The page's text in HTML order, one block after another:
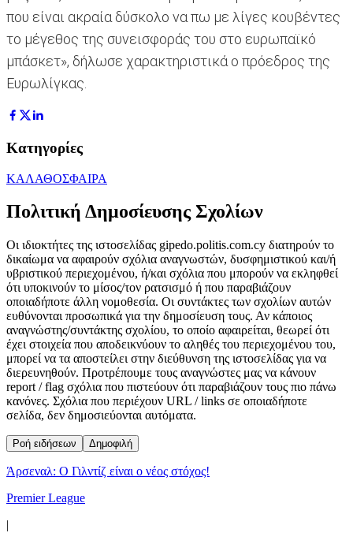
που είναι ακραία δύσκολο να πω με λίγες κουβέντες
το μέγεθος της συνεισφοράς του στο ευρωπαϊκό
μπάσκετ», δήλωσε χαρακτηριστικά ο πρόεδρος της
Ευρωλίγκας.
Κατηγορίες
ΚΑΛΑΘΟΣΦΑΙΡΑ
Πολιτική Δημοσίευσης Σχολίων
Οι ιδιοκτήτες της ιστοσελίδας gipedo.politis.com.cy διατηρούν το
δικαίωμα να αφαιρούν σχόλια αναγνωστών, δυσφημιστικού και/ή
υβριστικού περιεχομένου, ή/και σχόλια που μπορούν να εκληφθεί
ότι υποκινούν το μίσος/τον ρατσισμό ή που παραβιάζουν
οποιαδήποτε άλλη νομοθεσία. Οι συντάκτες των σχολίων αυτών
ευθύνονται προσωπικά για την δημοσίευση τους. Αν κάποιος
αναγνώστης/συντάκτης σχολίου, το οποίο αφαιρείται, θεωρεί ότι
έχει στοιχεία που αποδεικνύουν το αληθές του περιεχομένου του,
μπορεί να τα αποστείλει στην διεύθυνση της ιστοσελίδας για να
διερευνηθούν. Προτρέπουμε τους αναγνώστες μας να κάνουν
report / flag σχόλια που πιστεύουν ότι παραβιάζουν τους πιο πάνω
κανόνες. Σχόλια που περιέχουν URL / links σε οποιαδήποτε
σελίδα, δεν δημοσιεύονται αυτόματα.
Ροή ειδήσεων Δημοφιλή
Άρσεναλ: Ο Γιλντίζ είναι ο νέος στόχος!
Premier League
|